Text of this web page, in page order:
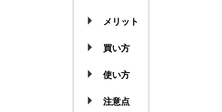
メリット
買い方
使い方
注意点